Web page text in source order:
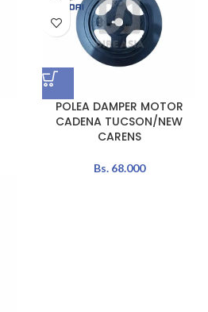
POLEA DAMPER MOTOR
CADENA TUCSON/NEW
CARENS
Bs.68.000